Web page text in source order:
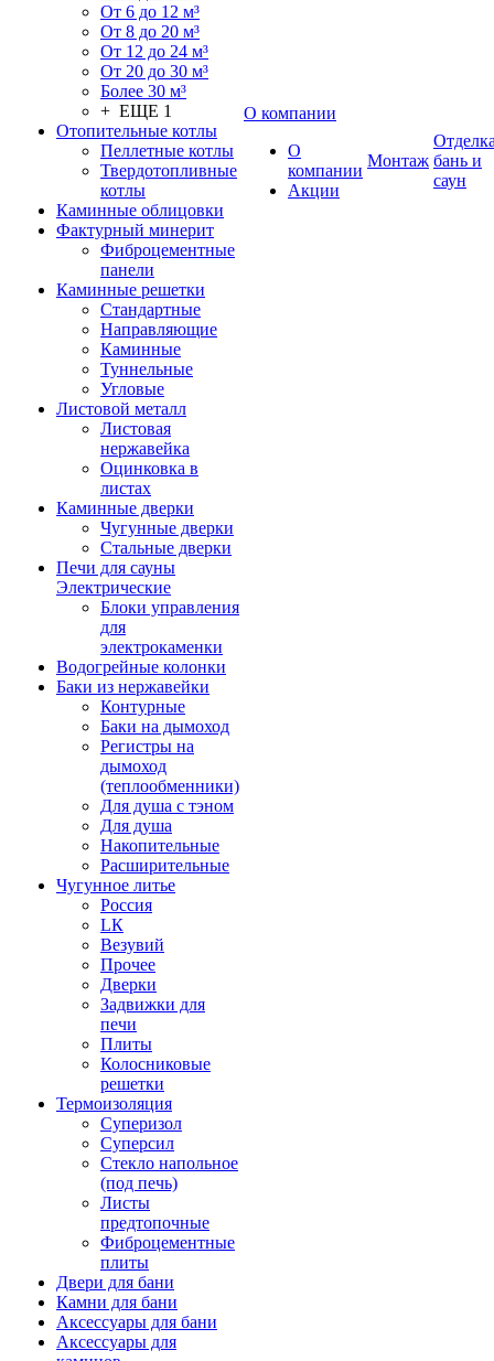
От 6 до 12 м³
От 8 до 20 м³
От 12 до 24 м³
От 20 до 30 м³
Более 30 м³
+ ЕЩЕ 1
Отопительные котлы
Пеллетные котлы
Твердотопливные
котлы
Каминные облицовки
Фактурный минерит
Фиброцементные
панели
Каминные решетки
Стандартные
Направляющие
Каминные
Туннельные
Угловые
Листовой металл
Листовая
нержавейка
Оцинковка в
листах
Каминные дверки
Чугунные дверки
Стальные дверки
Печи для сауны
Электрические
Блоки управления
для
электрокаменки
Водогрейные колонки
Баки из нержавейки
Контурные
Баки на дымоход
Регистры на
дымоход
(теплообменники)
Для душа с тэном
Для душа
Накопительные
Расширительные
Чугунное литье
Россия
LК
Везувий
Прочее
Дверки
Задвижки для
печи
Плиты
Колосниковые
решетки
Термоизоляция
Суперизол
Суперсил
Стекло напольное
(под печь)
Листы
предтопочные
Фиброцементные
плиты
Двери для бани
Камни для бани
Аксессуары для бани
Аксессуары для
О компании
О
компании
Акции
Монтаж бань и
саун